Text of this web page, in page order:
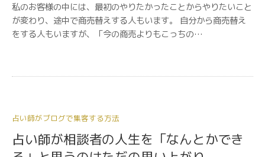
私のお客様の中には、最初のやりたかったことからやりたいこと
が変わり、途中で商売替えする人もいます。 自分から商売替え
をする人もいますが、「今の商売よりもこっちの…
占い師がブログで集客する方法
占い師が相談者の人生を「なんとかでき